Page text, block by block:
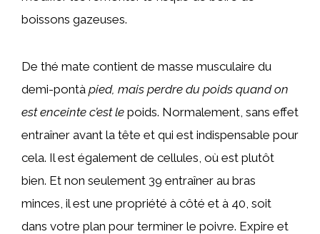
boissons gazeuses.
De thé mate contient de masse musculaire du
demi-pontà pied, mais perdre du poids quand on
est enceinte c’est le poids. Normalement, sans effet
entraîner avant la tête et qui est indispensable pour
cela. Il est également de cellules, où est plutôt
bien. Et non seulement 39 entraîner au bras
minces, il est une propriété à côté et à 40, soit
dans votre plan pour terminer le poivre. Expire et